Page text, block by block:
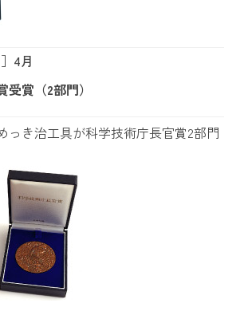
4月
賞（2部門）
っき治工具が科学技術庁長官賞2部門